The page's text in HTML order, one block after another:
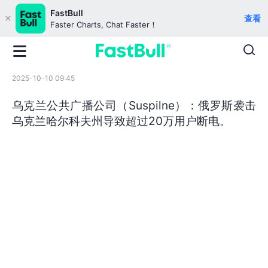
FastBull
Faster Charts, Chat Faster！
查看
2025-10-10 09:45
乌克兰公共广播公司（Suspilne）：俄罗斯袭击
乌克兰哈尔科夫州导致超过20万用户断电。